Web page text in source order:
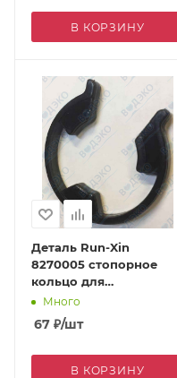
В КОРЗИНУ
Деталь Run-Xin
8270005 стопорное
кольцо для
водосчетчика 5447002
для F69A
Много
67 ₽/шт
В КОРЗИНУ